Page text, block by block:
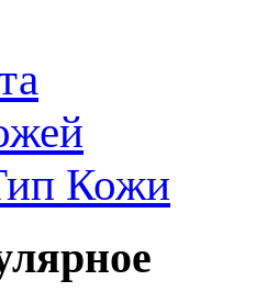
Кожи